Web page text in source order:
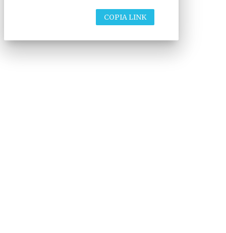
COPIA LINK